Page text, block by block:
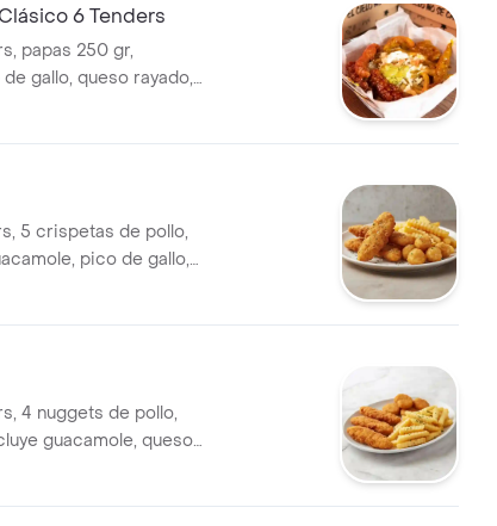
6 Tenders
papas 250 gr,
gallo, queso rayado,
a elección!!
5 crispetas de pollo,
pico de gallo,
cream y salsas a tu
4 nuggets de pollo,
guacamole, queso
sour cream y con